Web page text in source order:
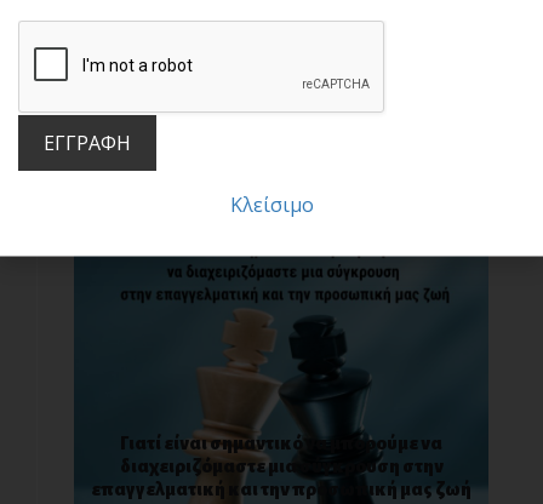
Γιατί είναι σημαντικό να μπορούμε να
διαχειριζόμαστε μια σύγκρουση στην
επαγγελματική και την προσωπική μας ζωή
ΕΓΓΡΑΦΗ
Κλείσιμο